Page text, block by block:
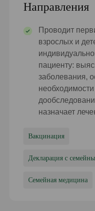
Направления
Проводит
взрослых и
пациенту:
заболевания,
назначает
Вакцинация
Декларация с
Семейная медицина